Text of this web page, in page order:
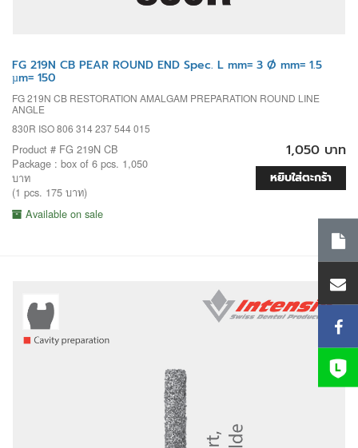
FG 219N CB PEAR ROUND END Spec. L mm= 3 Ø mm= 1.5
µm= 150
FG 219N CB RESTORATION AMALGAM PREPARATION ROUND LINE
ANGLE
830R ISO 806 314 237 544 015
Product # FG 219N CB
Package : box of 6 pcs. 1,050
บาท
(1 pcs. 175 บาท)
Available on sale
1,050 บาท
หยิบใส่ตะกร้า